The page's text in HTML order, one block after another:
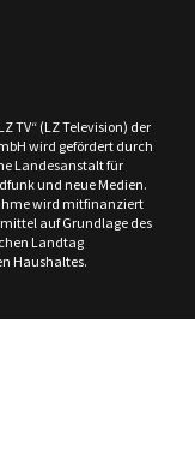
TV“ (LZ Television) der
wird gefördert durch
Landesanstalt für
und neue Medien.
wird mitfinanziert
auf Grundlage des
Landtag
Haushaltes.